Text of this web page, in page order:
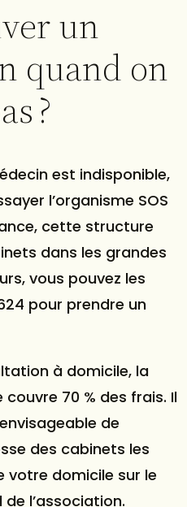
un
quand on
?
est indisponible,
l’organisme SOS
cette structure
dans les grandes
vous pouvez les
pour prendre un
à domicile, la
70 % des frais. Il
de
des cabinets les
votre domicile sur le
l’association.